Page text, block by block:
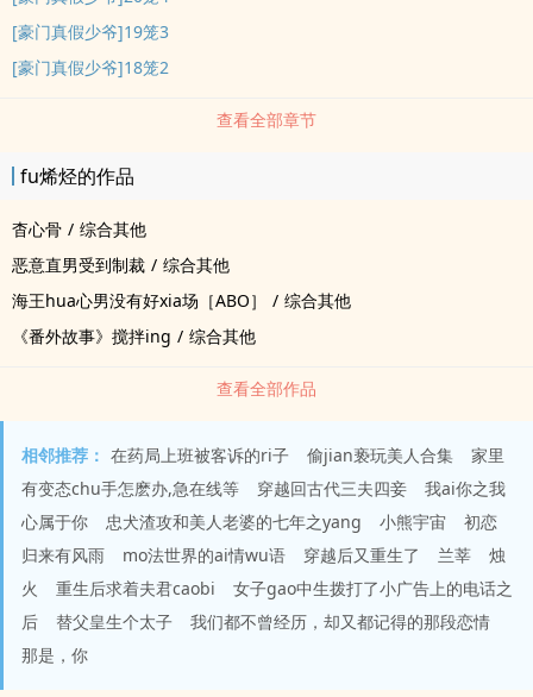
[豪门真假少爷]19笼3
[豪门真假少爷]18笼2
查看全部章节
fu烯烃的作品
杳心骨 / 综合其他
恶意直男受到制裁 / 综合其他
海王hua心男没有好xia场［ABO］
/ 综合其他
《番外故事》搅拌ing / 综合其他
查看全部作品
相邻推荐： 在药局上班被客诉的ri子 偷jian亵玩美人合集
家里
有变态chu手怎麽办,急在线等
穿越回古代三夫四妾
我ai你之我
心属于你
忠犬渣攻和美人老婆的七年之yang 小熊宇宙
初恋
归来有风雨
mo法世界的ai情wu语 穿越后又重生了 兰莘
烛
火
重生后求着夫君caobi
女子gao中生拨打了小广告上的电话之
后
替父皇生个太子
我们都不曾经历，却又都记得的那段恋情
那是，你